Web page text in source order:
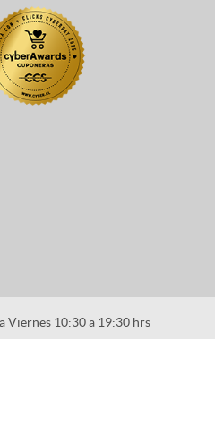
Viernes 10:30 a 19:30 hrs